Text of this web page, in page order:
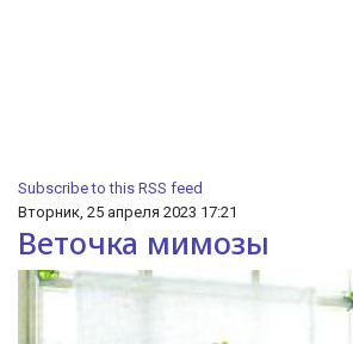
Subscribe to this RSS feed
Вторник, 25 апреля 2023 17:21
Веточка мимозы